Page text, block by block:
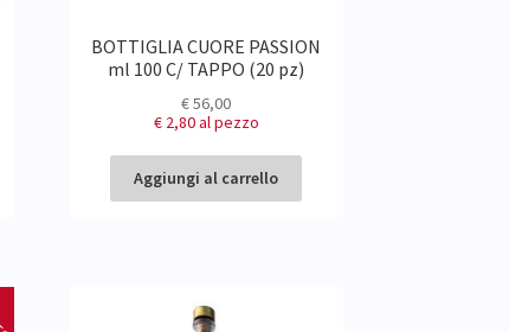
BOTTIGLIA CUORE PASSION
ml 100 C/ TAPPO (20 pz)
€56,00
€ 2,80al pezzo
Aggiungi al carrello